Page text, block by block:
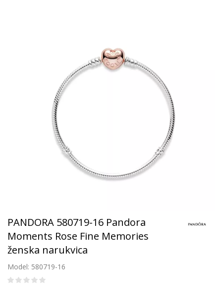
PANDORA 580719-16 Pandora
Moments Rose Fine Memories
ženska narukvica
Model: 580719-16